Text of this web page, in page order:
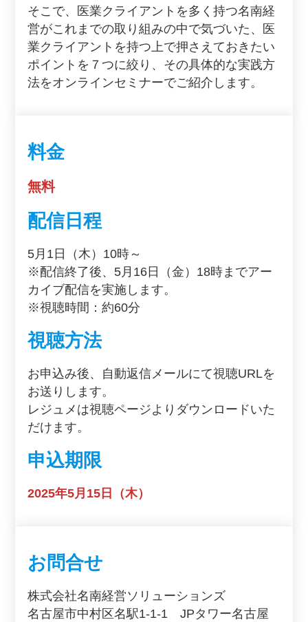
そこで、医業クライアントを多く持つ名南経
営がこれまでの取り組みの中で気づいた、医
業クライアントを持つ上で押さえておきたい
ポイントを７つに絞り、その具体的な実践方
法をオンラインセミナーでご紹介します。
料金
無料
配信日程
5月1日（木）10時～
※配信終了後、5月16日（金）18時までアー
カイブ配信を実施します。
※視聴時間：約60分
視聴方法
お申込み後、自動返信メールにて視聴URLを
お送りします。
レジュメは視聴ページよりダウンロードいた
だけます。
申込期限
2025年5月15日（木）
お問合せ
株式会社名南経営ソリューションズ
名古屋市中村区名駅1-1-1 JPタワー名古屋